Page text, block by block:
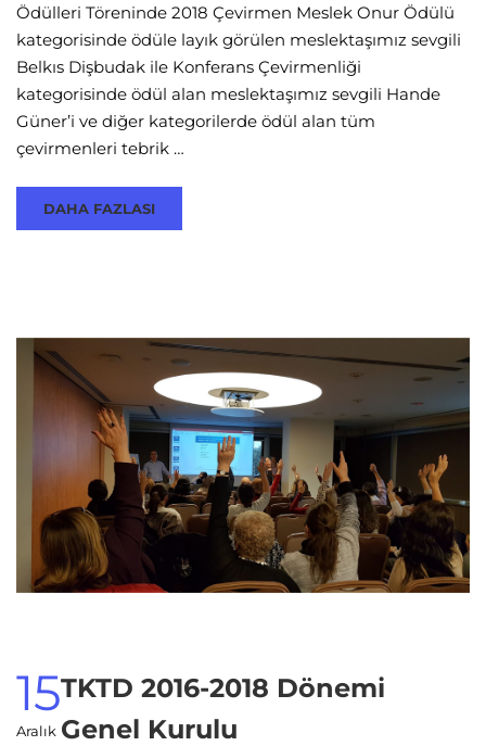
Ödülleri Töreninde 2018 Çevirmen Meslek Onur Ödülü
kategorisinde ödüle layık görülen meslektaşımız sevgili
Belkıs Dişbudak ile Konferans Çevirmenliği
kategorisinde ödül alan meslektaşımız sevgili Hande
Güner’i ve diğer kategorilerde ödül alan tüm
çevirmenleri tebrik …
DAHA FAZLASI
15
Aralık
TKTD 2016-2018 Dönemi
Genel Kurulu